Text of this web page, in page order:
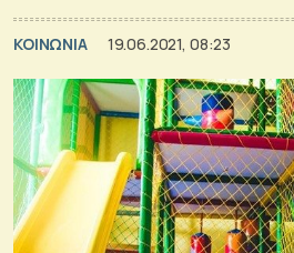
ΚΟΙΝΩΝΙΑ 19.06.2021, 08:23